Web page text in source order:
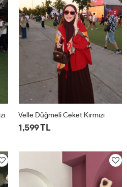
Velle Düğmeli Ceket Kırmızı
1,599 TL